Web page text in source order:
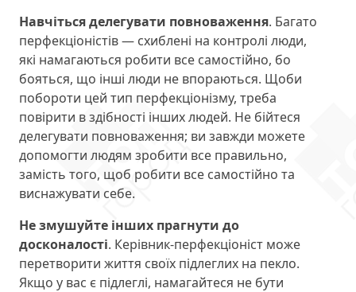
Навчіться делегувати повноваження. Багато
перфекціоністів — схиблені на контролі люди,
які намагаються робити все самостійно, бо
бояться, що інші люди не впораються. Щоби
побороти цей тип перфекціонізму, треба
повірити в здібності інших людей. Не бійтеся
делегувати повноваження; ви завжди можете
допомогти людям зробити все правильно,
замість того, щоб робити все самостійно та
виснажувати себе.
Не змушуйте інших прагнути до
досконалості. Керівник-перфекціоніст може
перетворити життя своїх підлеглих на пекло.
Якщо у вас є підлеглі, намагайтеся не бути